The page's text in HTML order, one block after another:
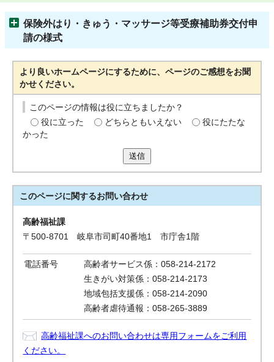
保険外はり・きゅう・マッサージ等受療補助券交付申
請の様式
より良いホームページにするために、ページのご感想をお聞
かせください。
このページの情報は役に立ちましたか？
役に立った
どちらともいえない
役にたたな
かった
送信
このページに関するお問い合わせ
高齢福祉課
〒500-8701 岐阜市司町40番地1 市庁舎1階
電話番号
高齢者サービス係：058-214-2172
生きがい対策係：058-214-2173
地域包括支援係：058-214-2090
高齢者虐待通報：058-265-3889
高齢福祉課へのお問い合わせは専用フォームをご利用
ください。